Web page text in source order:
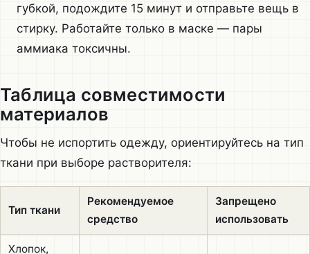
губкой, подождите 15 минут и отправьте вещь в
стирку. Работайте только в маске — пары
аммиака токсичны.
Таблица совместимости
материалов
Чтобы не испортить одежду, ориентируйтесь на тип
ткани при выборе растворителя:
Тип ткани
Рекомендуемое
средство
Запрещено
использовать
Хлопок,